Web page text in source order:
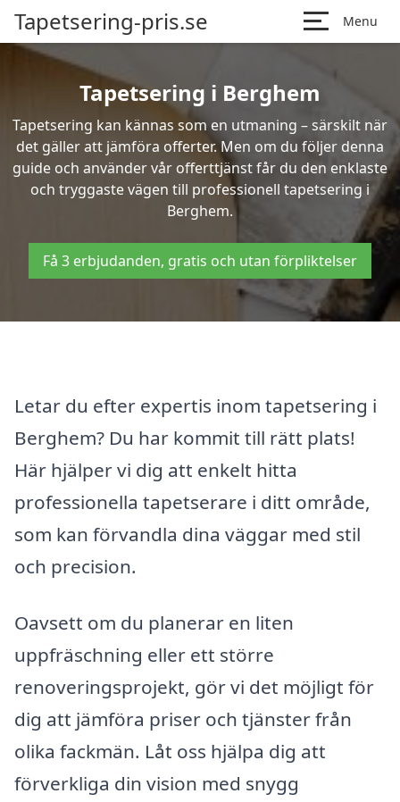
Tapetsering-pris.se Menu
Tapetsering i Berghem
Tapetsering kan kännas som en utmaning – särskilt när
det gäller att jämföra offerter. Men om du följer denna
guide och använder vår offerttjänst får du den enklaste
och tryggaste vägen till professionell tapetsering i
Berghem.
Få 3 erbjudanden, gratis och utan förpliktelser
Letar du efter expertis inom tapetsering i
Berghem? Du har kommit till rätt plats!
Här hjälper vi dig att enkelt hitta
professionella tapetserare i ditt område,
som kan förvandla dina väggar med stil
och precision.
Oavsett om du planerar en liten
uppfräschning eller ett större
renoveringsprojekt, gör vi det möjligt för
dig att jämföra priser och tjänster från
olika fackmän. Låt oss hjälpa dig att
förverkliga din vision med snygg